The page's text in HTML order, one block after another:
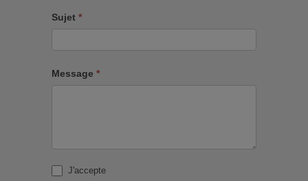
Sujet *
Message *
J'accepte